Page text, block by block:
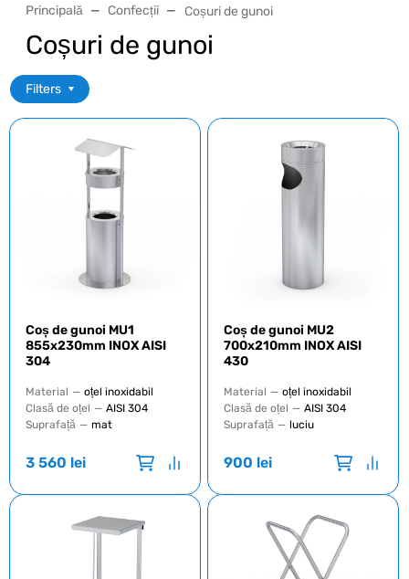
Principală Confecții Coșuri de gunoi
Coșuri de gunoi
Filters
Coș de gunoi MU1
855x230mm INOX AISI
304
Material — oțel inoxidabil
Clasă de oțel — AISI 304
Suprafață — mat
3 560 lei
Coș de gunoi MU2
700x210mm INOX AISI
430
Material — oțel inoxidabil
Clasă de oțel — AISI 304
Suprafață — luciu
900 lei